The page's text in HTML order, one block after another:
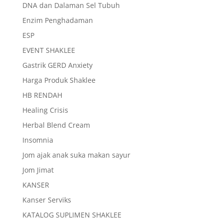
DNA dan Dalaman Sel Tubuh
Enzim Penghadaman
ESP
EVENT SHAKLEE
Gastrik GERD Anxiety
Harga Produk Shaklee
HB RENDAH
Healing Crisis
Herbal Blend Cream
Insomnia
Jom ajak anak suka makan sayur
Jom Jimat
KANSER
Kanser Serviks
KATALOG SUPLIMEN SHAKLEE